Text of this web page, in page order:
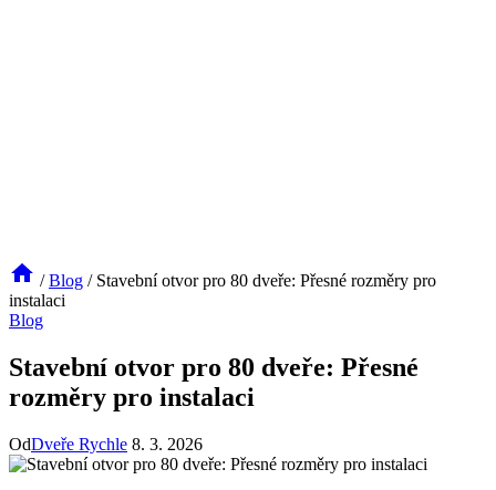
/ Blog / Stavební otvor pro 80 dveře: Přesné rozměry pro
instalaci
Blog
Stavební otvor pro 80 dveře: Přesné
rozměry pro instalaci
OdDveře Rychle 8. 3. 2026